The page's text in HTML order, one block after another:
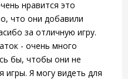
нравится это
что они добавили
за отличную игру.
- очень много
бы, чтобы они не
игры. Я могу видеть для